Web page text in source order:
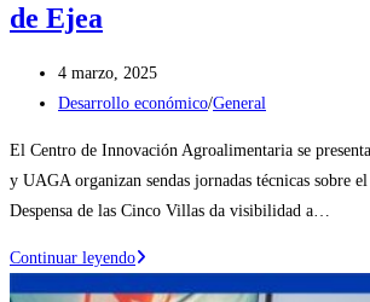
de Ejea
Publicación
de
4 marzo, 2025
Categoría
entrada:
Desarrollo económico/General
El Centro de Innovación Agroalimentaria se
y UAGA organizan sendas jornadas técnicas sobre
Despensa de las Cinco Villas da visibilidad a…
Continuar leyendoLa
agroalimentación